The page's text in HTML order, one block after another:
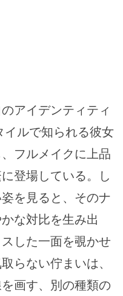
アイデンティティ
イルで知られる彼女
フルメイクに上品
登場している。し
を見ると、そのナ
な対比を生み出
した一面を覗かせ
らない佇まいは、
画す、別の種類の